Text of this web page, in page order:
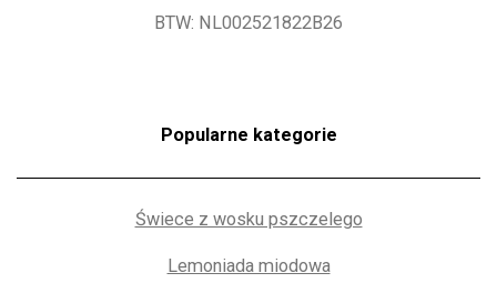
BTW: NL002521822B26
Popularne kategorie
Świece z wosku pszczelego
Lemoniada miodowa